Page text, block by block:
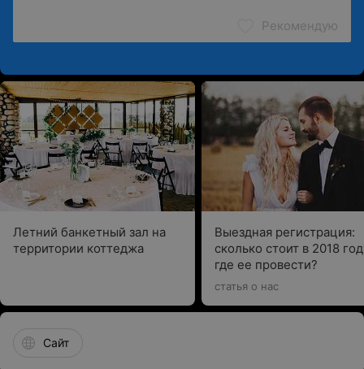
Рекомендую
Летний банкетный зал на
территории коттеджа
Выездная регистрация:
сколько стоит в 2018
где ее провести?
статья о нас
Сайт